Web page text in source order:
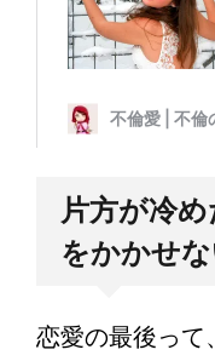
片方が冷
をかかせ
恋愛の最後って